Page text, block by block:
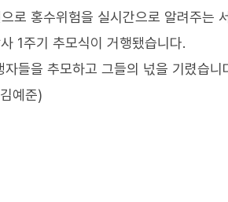
로 홍수위험을 실시간으로 알려주는
1주기 추모식이 거행됐습니다.
들을 추모하고 그들의 넋을 기렸습니
예준)